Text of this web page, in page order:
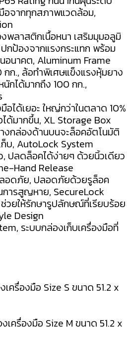
อจากทุกสภาพแวดล้อม,
พลาสติกเนื้อหนา เสริมมุมอลูมิ
กป้องจากแรงกระแทก พร้อม
อนาคต, Aluminum Frame
ก., ล้อทำพิเศษแข็งแรงหุ้มยาง
กได้มากถึง 100 กก.,
อได้เยอะ ใหญ่กว่าในตลาด 10%
ด้มากขึ้น, XL Storage Box
งกล่องด้านบนจะล็อคอัตโนมัติ
บ, AutoLock System
ปลดล็อคได้ง่ายๆ ด้วยนิ้วเดียว
Hand Release
อดภัย, ปลอดภัยด้วยรูล็อค
ารสูญหาย, SecureLock
วยให้รักษารูปลักษณ์ที่เรียบร้อย
Design
ระบบกล่องเก็บเครื่องมือที่
เครื่องมือ Size S ขนาด 51.2 x
เครื่องมือ Size M ขนาด 51.2 x